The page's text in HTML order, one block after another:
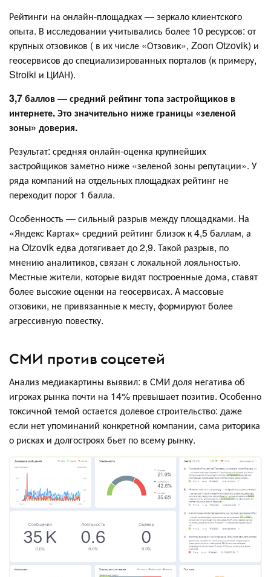
Рейтинги на онлайн-площадках — зеркало клиентского
опыта. В исследовании учитывались более 10 ресурсов: от
крупных отзовиков ( в их числе «Отзовик», Zoon Otzovik) и
геосервисов до специализированных порталов (к примеру,
Stroiki и ЦИАН).
3,7 баллов — средний рейтинг топа застройщиков в
интернете. Это значительно ниже границы «зеленой
зоны» доверия.
Результат: средняя онлайн-оценка крупнейших
застройщиков заметно ниже «зеленой зоны репутации». У
ряда компаний на отдельных площадках рейтинг не
переходит порог 1 балла.
Особенность — сильный разрыв между площадками. На
«Яндекс Картах» средний рейтинг близок к 4,5 баллам, а
на Otzovik едва дотягивает до 2,9. Такой разрыв, по
мнению аналитиков, связан с локальной лояльностью.
Местные жители, которые видят построенные дома, ставят
более высокие оценки на геосервисах. А массовые
отзовики, не привязанные к месту, формируют более
агрессивную повестку.
СМИ против соцсетей
Анализ медиакартины выявил: в СМИ доля негатива об
игроках рынка почти на 14% превышает позитив. Особенно
токсичной темой остается долевое строительство: даже
если нет упоминаний конкретной компании, сама риторика
о рисках и долгостроях бьет по всему рынку.